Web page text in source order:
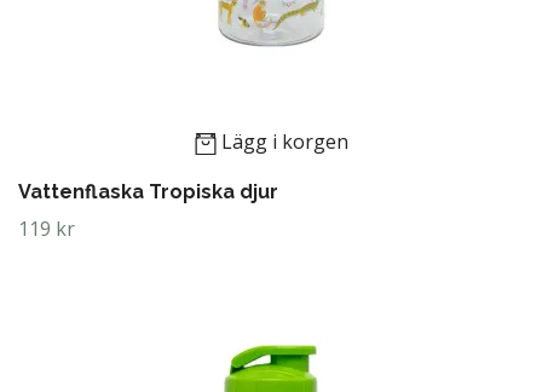
Lägg i korgen
Vattenflaska Tropiska djur
119 kr